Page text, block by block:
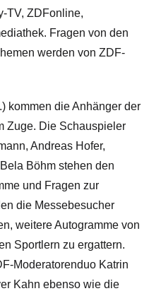
TV, ZDFonline,
Fragen von den
werden von ZDF-
kommen die Anhänger der
Zuge. Die Schauspieler
Andreas Hofer,
Böhm stehen den
und Fragen zur
die Messebesucher
weitere Autogramme von
Sportlern zu ergattern.
Moderatorenduo Katrin
Kahn ebenso wie die